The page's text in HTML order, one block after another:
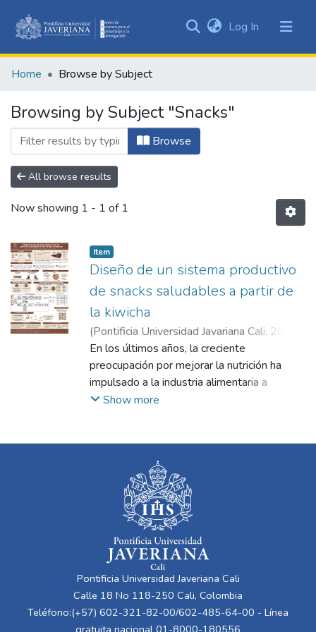
&
All of DSpace
Log In (current)
Home Browse by Subject
Browsing by Subject "Snacks"
Browse
All browse results
Now showing 1 - 1 of 1
Item
Diseño de un sistema productivo
de snacks saludables a partir de
la kiwicha
(Pontificia Universidad Javariana Cali, 2024
Henao Mafla, Ana Sofía;López Guerrero,
Isabela;Mena Mendoza, Diego Armando
En los últimos años, la creciente
preocupación por mejorar la nutrición ha
impulsado a la industria alimentaria a
responder con una gama más amplia de
valores nutricionales, como los cereales.
Entre estos, la kiwicha, también conocida
como amaranto, es un cereal con escasa
presencia en el mercado colombiano. Este
cereal contiene un notable aporte nutricional
que contribuye al desarrollo muscular y
cerebral, destacándose de otros cereales.
Este proyecto propone diseñar el sistema
de producción de snacks saludables a base
de kiwicha importados de Perú al mercado
Show more
Pontificia Universidad Javeriana Cali
Calle 18 No 118-250 Cali, Colombia
Teléfono:(+57) 602-321-82-00/602-485-64-00 - Línea